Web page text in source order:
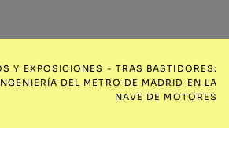
Y EXPOSICIONES - TRAS BASTIDORES:
DEL METRO DE MADRID EN LA
NAVE DE MOTORES